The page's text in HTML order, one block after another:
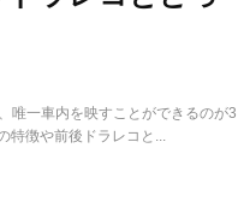
唯一車内を映すことができるのが3
特徴や前後ドラレコと...